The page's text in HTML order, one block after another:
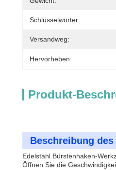
Schlüsselwörter:
Versandweg:
Hervorheben:
Produkt-
Beschreibung
Edelstahl Bürstenhaken-
Öffnen Sie die